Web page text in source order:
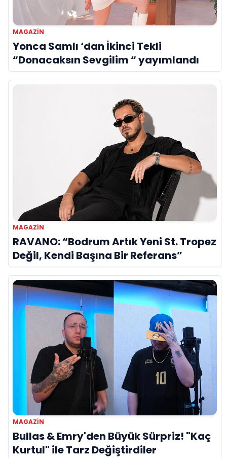
MAGAZIN
Yonca Samlı ‘dan İkinci Tekli
“Donacaksın Sevgilim “ yayımlandı
MAGAZIN
RAVANO: “Bodrum Artık Yeni St. Tropez
Değil, Kendi Başına Bir Referans”
MAGAZIN
Bullas & Emry'den Büyük Sürpriz! "Kaç
Kurtul" ile Tarz Değiştirdiler